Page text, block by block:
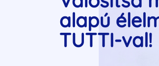
alapú
TUTTI-val!